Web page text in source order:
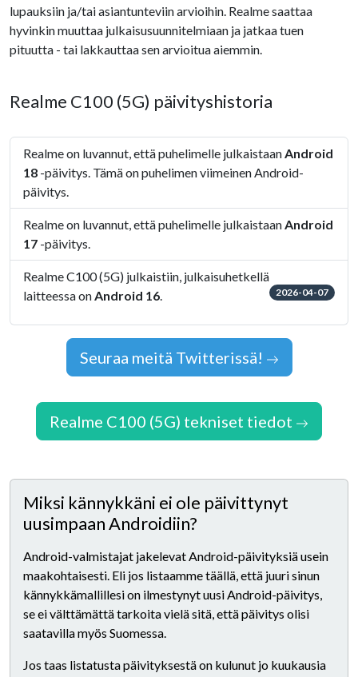
lupauksiin ja/tai asiantunteviin arvioihin. Realme saattaa
hyvinkin muuttaa julkaisusuunnitelmiaan ja jatkaa tuen
pituutta - tai lakkauttaa sen arvioitua aiemmin.
Realme C100 (5G) päivityshistoria
Realme on luvannut, että puhelimelle julkaistaanAndroid
18 -päivitys. Tämä on puhelimen viimeinen Android-
päivitys.
Realme on luvannut, että puhelimelle julkaistaanAndroid
17 -päivitys.
Realme C100 (5G) julkaistiin, julkaisuhetkellä
laitteessa onAndroid 16. 2026-04-07
Seuraa meitä Twitterissä!
Realme C100 (5G) tekniset tiedot
Miksi kännykkäni ei ole päivittynyt
uusimpaan Androidiin?
Android-valmistajat jakelevat Android-päivityksiä usein
maakohtaisesti. Eli jos listaamme täällä, että juuri sinun
kännykkämallillesi on ilmestynyt uusi Android-päivitys,
se ei välttämättä tarkoita vielä sitä, että päivitys olisi
saatavilla myös Suomessa.
Jos taas listatusta päivityksestä on kulunut jo kuukausia